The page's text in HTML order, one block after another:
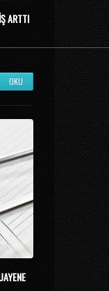
ARTTI
OKU